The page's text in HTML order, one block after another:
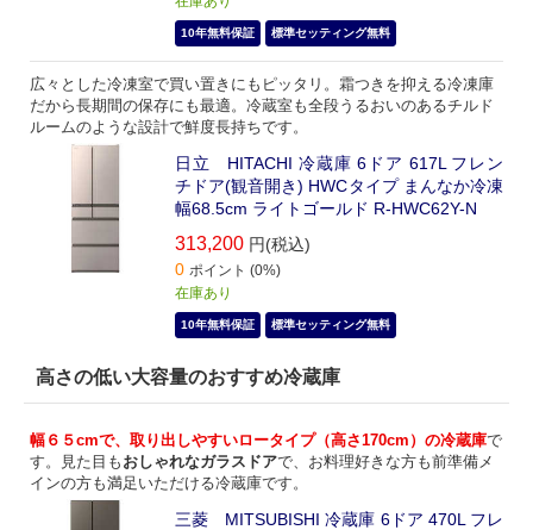
10年無料保証 標準セッティング無料
広々とした冷凍室で買い置きにもピッタリ。霜つきを抑える冷凍庫
だから長期間の保存にも最適。冷蔵室も全段うるおいのあるチルド
ルームのような設計で鮮度長持ちです。
日立 HITACHI 冷蔵庫 6ドア 617L フレン
チドア(観音開き) HWCタイプ まんなか冷凍
幅68.5cm ライトゴールド R-HWC62Y-N
313,200 円(税込)
0 ポイント (0%)
在庫あり
10年無料保証 標準セッティング無料
高さの低い大容量のおすすめ冷蔵庫
幅６５cmで、取り出しやすいロータイプ（高さ170cm）の冷蔵庫で
す。見た目も おしゃれなガラスドアで、お料理好きな方も前準備メ
インの方も満足いただける冷蔵庫です。
三菱 MITSUBISHI 冷蔵庫 6ドア 470L フレ